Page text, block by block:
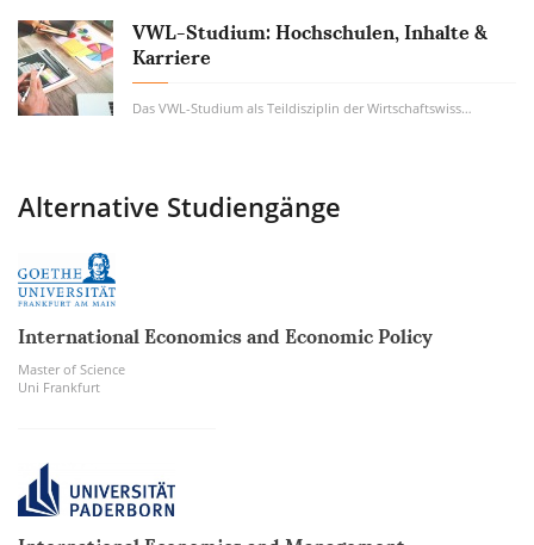
VWL-Studium: Hochschulen, Inhalte &
Karriere
Das VWL-Studium als Teildisziplin der Wirtschaftswissenschaft ist eines der beliebtesten...
Alternative Studiengänge
International Economics and Economic Policy
Master of Science
Uni Frankfurt